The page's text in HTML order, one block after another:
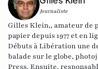
Journaliste
Gilles Klein,, amateur de
papier depuis 1977 et en
Débuts à Libération une
balade sur le globe,
Press. Ensuite,